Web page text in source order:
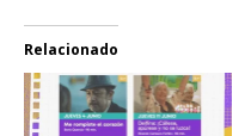
Relacionado